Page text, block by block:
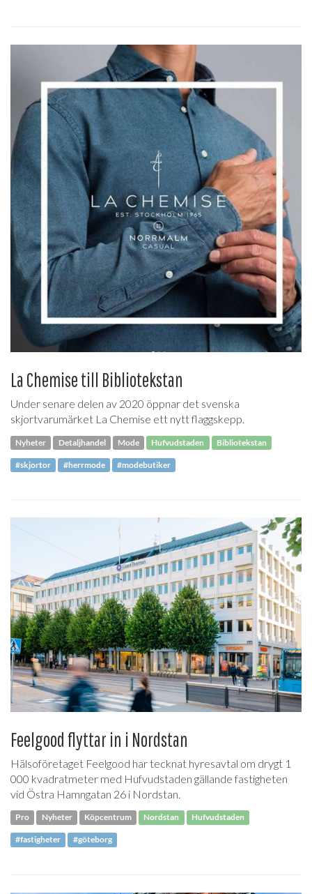
La Chemise till Bibliotekstan
Under senare delen av 2020 öppnar det svenska
skjortvarumärket La Chemise ett nytt flaggskepp.
Nyheter Detaljhandel Mode Hufvudstaden Bibliotekstan
#skjortor #herrmode #modebutiker
Feelgood flyttar in i Nordstan
Hälsoföretaget Feelgood har tecknat hyresavtal om drygt 1
000 kvadratmeter med Hufvudstaden gällande fastigheten
vid Östra Hamngatan 26 i Nordstan.
Pro Nyheter Köpcentrum Nordstan Hufvudstaden
#fastigheter #göteborg